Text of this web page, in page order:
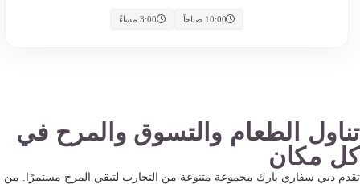
10:00 صباحاً 3:00 مساءً
تناول الطعام والتسوق والمرح في
كل مكان
تقدم دبي سفاري بارك مجموعة متنوعة من التجارب لتبقي المرح مستمرًا. من